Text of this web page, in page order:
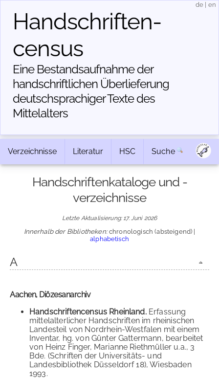
Handschriften­
census
Eine Bestandsaufnahme der
handschriftlichen Über­lieferung
deutschsprachiger Texte des
Mittelalters
de en
Verzeichnisse Literatur HSC Suche
Handschriftenkataloge und -
verzeichnisse
Letzte Aktualisierung: 17. Juni 2026
Innerhalb der Bibliotheken:chronologisch (absteigend) |
alphabetisch
A
Aachen, Diözesanarchiv
Handschriftencensus Rheinland.Erfassung
mittelalterlicher Handschriften im rheinischen
Landesteil von Nordrhein-Westfalen mit einem
Inventar, hg. von Günter Gattermann, bearbeitet
von Heinz Finger, Marianne Riethmüller u.a., 3
Bde. (Schriften der Universitäts- und
Landesbibliothek Düsseldorf 18), Wiesbaden
1993.